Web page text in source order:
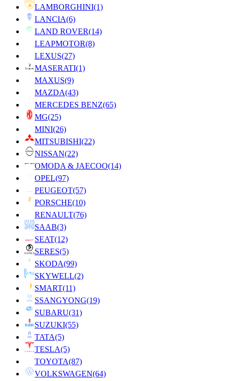
LAMBORGHINI(1)
LANCIA(6)
LAND ROVER(14)
LEAPMOTOR(8)
LEXUS(27)
MASERATI(1)
MAXUS(9)
MAZDA(43)
MERCEDES BENZ(65)
MG(25)
MINI(26)
MITSUBISHI(22)
NISSAN(22)
OMODA & JAECOO(14)
OPEL(97)
PEUGEOT(57)
PORSCHE(10)
RENAULT(76)
SAAB(3)
SEAT(12)
SERES(5)
SKODA(99)
SKYWELL(2)
SMART(11)
SSANGYONG(19)
SUBARU(31)
SUZUKI(55)
TATA(5)
TESLA(5)
TOYOTA(87)
VOLKSWAGEN(64)